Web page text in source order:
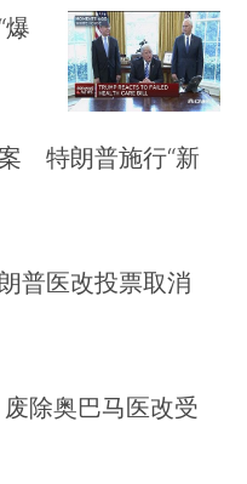
特朗普施行“新
普医改投票取消
除奥巴马医改受